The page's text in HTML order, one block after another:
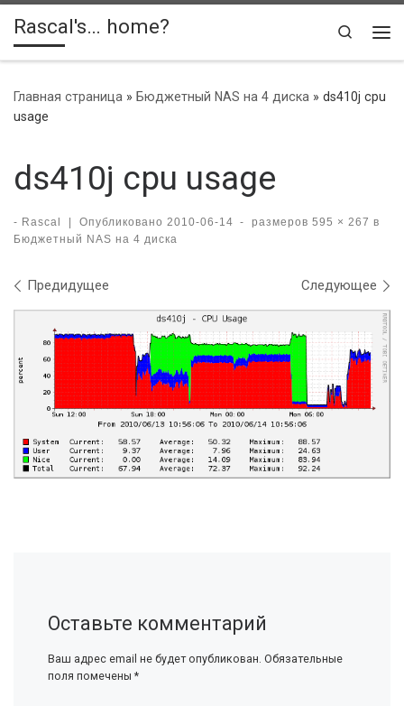
Skip to content
Rascal's… home?
Search
Главная страница » Бюджетный NAS на 4 диска » ds410j cpu
usage
ds410j cpu usage
- Rascal | Опубликовано 2010-06-14 - размеров 595 × 267 в
Бюджетный NAS на 4 диска
Навигация по изображениям
Предидущее Следующее
Оставьте комментарий
Ваш адрес email не будет опубликован. Обязательные
поля помечены *